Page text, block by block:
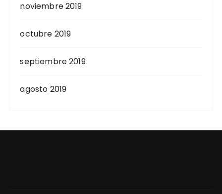
noviembre 2019
octubre 2019
septiembre 2019
agosto 2019